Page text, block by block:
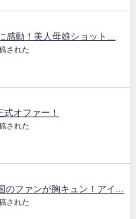
感動！美人母娘ショット...
された
式オファー！
された
のファンが胸キュン！アイ...
された